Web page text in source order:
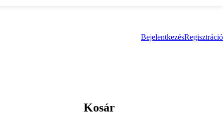
BejelentkezésRegisztráció
Kosár